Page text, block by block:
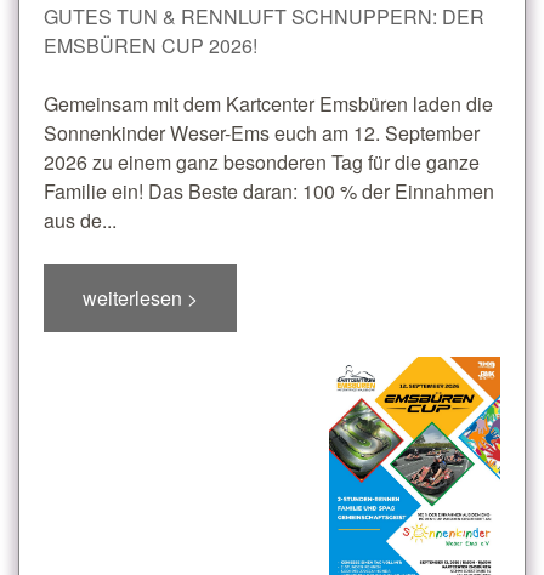
Kontakt
GUTES TUN & RENNLUFT SCHNUPPERN: DER
EMSBÜREN CUP 2026!
Gemeinsam mit dem Kartcenter Emsbüren laden die
Sonnenkinder Weser-Ems euch am 12. September
2026 zu einem ganz besonderen Tag für die ganze
Familie ein! Das Beste daran: 100 % der Einnahmen
aus de...
weiterlesen >